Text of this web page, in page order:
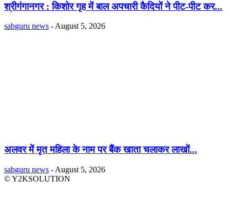
श्रीगंगानगर : किशोर गृह में बाल अपचारी कैदियों ने पीट-पीट कर...
sabguru news - August 5, 2026
अलवर में मृत महिला के नाम पर बैंक खाता चलाकर लाखों...
sabguru news - August 5, 2026
© Y2KSOLUTION